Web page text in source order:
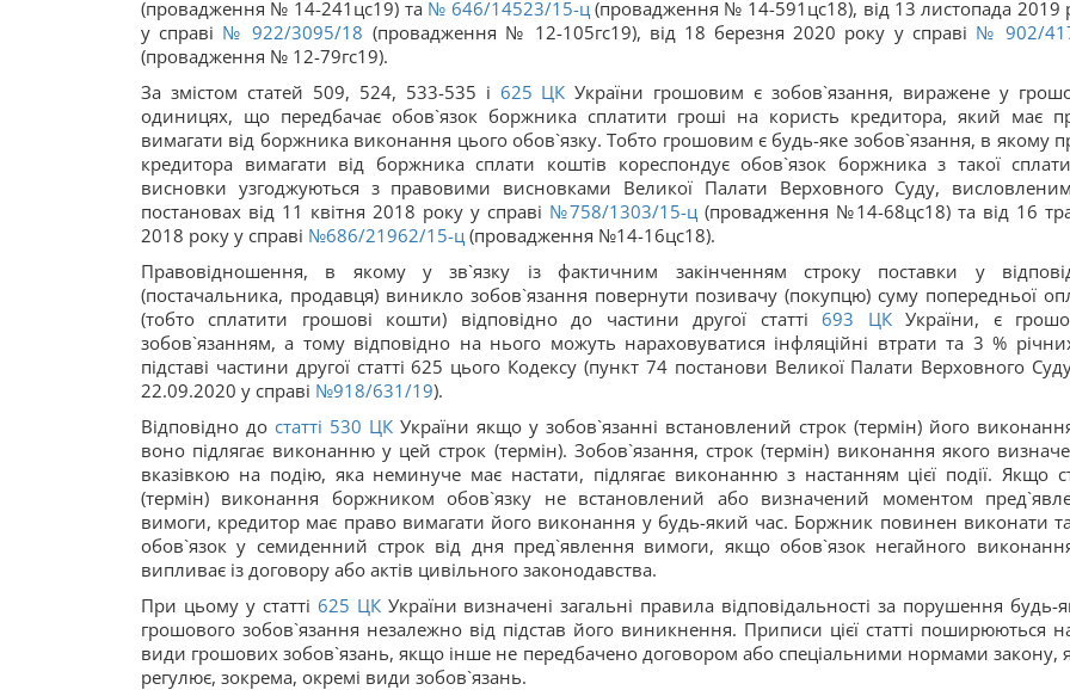
(провадження № 14-241цс19) та № 646/14523/15-ц(провадження № 14-591цс18), від 13 листопада 2019
у справі № 922/3095/18 (провадження № 12-105гс19), від 18 березня 2020 року у справі № 902/
(провадження № 12-79гс19).
За змістом статей 509, 524, 533-535 і 625 ЦК України грошовим є зобов`язання, виражене у
одиницях, що передбачає обов`язок боржника сплатити гроші на користь кредитора, який має
вимагати від боржника виконання цього обов`язку. Тобто грошовим є будь-яке зобов`язання, в якому
кредитора вимагати від боржника сплати коштів кореспондує обов`язок боржника з такої
висновки узгоджуються з правовими висновками Великої Палати Верховного Суду,
постановах від 11 квітня 2018 року у справі №758/1303/15-ц (провадження №14-68цс18) та від 16
2018 року у справі №686/21962/15-ц (провадження №14-16цс18).
Правовідношення, в якому у зв`язку із фактичним закінченням строку поставки у
(постачальника, продавця) виникло зобов`язання повернути позивачу (покупцю) суму попередньої
(тобто сплатити грошові кошти) відповідно до частини другої статті 693 ЦКУкраїни, є
зобов`язанням, а тому відповідно на нього можуть нараховуватися інфляційні втрати та 3 %
підставі частини другої статті 625 цього Кодексу (пункт 74 постанови Великої Палати Верховного
22.09.2020 у справі №918/631/19).
Відповідно до статті 530 ЦК України якщо у зобов`язанні встановлений строк (термін) його
воно підлягає виконанню у цей строк (термін). Зобов`язання, строк (термін) виконання якого
вказівкою на подію, яка неминуче має настати, підлягає виконанню з настанням цієї події. Якщо
(термін) виконання боржником обов`язку не встановлений або визначений моментом
вимоги, кредитор має право вимагати його виконання у будь-який час. Боржник повинен виконати
обов`язок у семиденний строк від дня пред`явлення вимоги, якщо обов`язок негайного
випливає із договору або актів цивільного законодавства.
При цьому у статті 625 ЦКУкраїни визначені загальні правила відповідальності за порушення будь-
грошового зобов`язання незалежно від підстав його виникнення. Приписи цієї статті поширюються
види грошових зобов`язань, якщо інше не передбачено договором або спеціальними нормами закону,
регулює, зокрема, окремі види зобов`язань.